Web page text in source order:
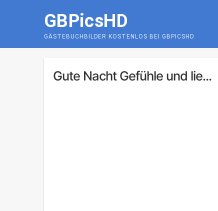
GBPicsHD
GÄSTEBUCHBILDER KOSTENLOS BEI GBPICSHD
Gute Nacht Gefühle und lie...